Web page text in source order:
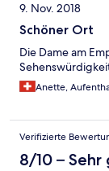
9. Nov. 2018
Schöner Ort
Die Dame am
Anette,
Verifizierte
8/10 – Sehr